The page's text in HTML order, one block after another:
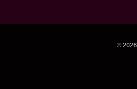
© 2026